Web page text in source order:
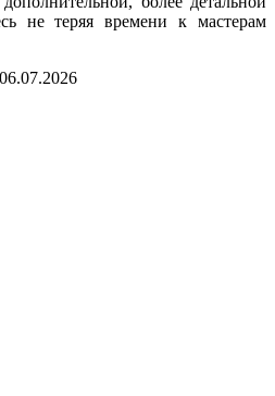
не теряя времени к мастерам